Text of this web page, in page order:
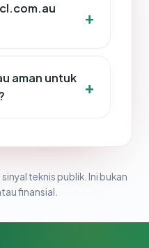
aman untuk
teknis publik. Ini bukan
finansial.